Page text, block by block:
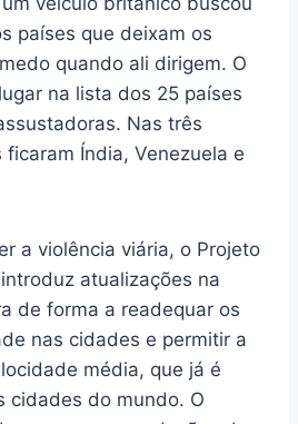
países que deixam os
quando ali dirigem. O
na lista dos 25 países
Nas três
ficaram Índia, Venezuela e
a violência viária, o Projeto
atualizações na
de forma a readequar os
nas cidades e permitir a
média, que já é
cidades do mundo. O